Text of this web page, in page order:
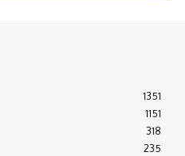
1351
1151
318
235